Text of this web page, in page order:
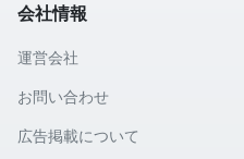
会社情報
運営会社
お問い合わせ
広告掲載について